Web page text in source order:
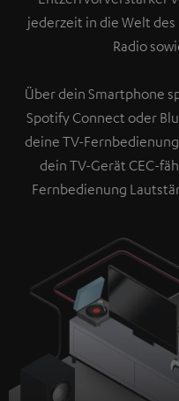
jederzeit in die Welt des
Radio
Über dein Smartphone
Spotify Connect oder
deine TV-
dein TV-Gerät CEC-
Fernbedienung